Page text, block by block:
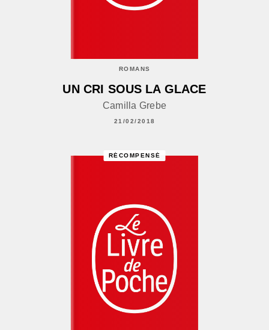
ROMANS
UN CRI SOUS LA GLACE
Camilla Grebe
21/02/2018
RÉCOMPENSÉ